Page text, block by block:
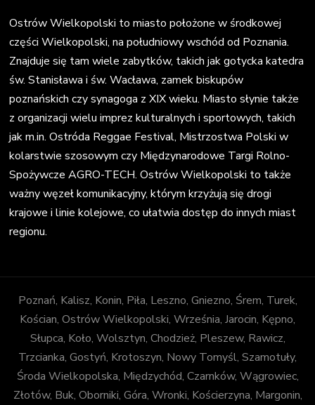
Ostrów Wielkopolski to miasto położone w środkowej
części Wielkopolski, na południowy wschód od Poznania.
Znajduje się tam wiele zabytków, takich jak gotycka katedra
św. Stanisława i św. Wacława, zamek biskupów
poznańskich czy synagoga z XIX wieku. Miasto słynie także
z organizacji wielu imprez kulturalnych i sportowych, takich
jak m.in. Ostróda Reggae Festival, Mistrzostwa Polski w
kolarstwie szosowym czy Międzynarodowe Targi Rolno-
Spożywcze AGRO-TECH. Ostrów Wielkopolski to także
ważny węzeł komunikacyjny, którym krzyżują się drogi
krajowe i linie kolejowe, co ułatwia dostęp do innych miast
regionu.
Poznań, Kalisz, Konin, Piła, Leszno, Gniezno, Śrem, Turek,
Kościan, Ostrów Wielkopolski, Września, Jarocin, Kępno,
Słupca, Koło, Wolsztyn, Chodzież, Pleszew, Rawicz,
Trzcianka, Gostyń, Krotoszyn, Nowy Tomyśl, Szamotuły,
Środa Wielkopolska, Międzychód, Czarnków, Wągrowiec,
Złotów, Buk, Oborniki, Góra, Wronki, Kościerzyna, Margonin,